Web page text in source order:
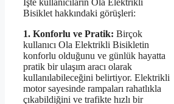
Bisiklet hakkındaki görüşleri:
1. Konforlu ve Pratik: Birçok
kullanıcı Ola Elektrikli Bisikletin
konforlu olduğunu ve günlük hayatta
pratik bir ulaşım aracı olarak
kullanılabileceğini belirtiyor. Elektrikli
motor sayesinde rampaları rahatlıkla
çıkabildiğini ve trafikte hızlı bir